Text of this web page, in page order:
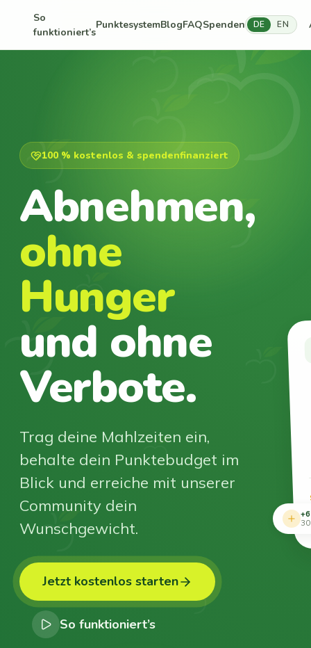
So
funktioniert’s
PunktesystemBlogFAQSpenden DE EN
100 % kostenlos & spendenfinanziert
Abnehmen,
ohne
Hunger
und ohne
Verbote.
Trag deine Mahlzeiten ein,
behalte dein Punktebudget im
Blick und erreiche mit unserer
Community dein
Wunschgewicht.
Jetzt kostenlos starten
So funktioniert’s